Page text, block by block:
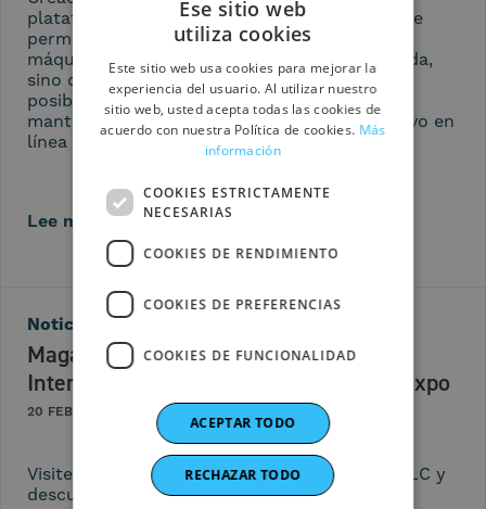
plataforma de comercio electrónico no solo le
permite comprar piezas de repuesto para
máquinas Magaldi de manera más fácil y rápida,
sino que también ofrece a los clientes la
posibilidad de configurar una estrategia de
mantenimiento guiada por el análisis predictivo en
línea con los principios de la industria 4.0.
Lee más
Noticias
Magaldi Technologies LLC en el
International Biomass Conference & Expo
20 FEBRERO 2023
Visite el stand 535 de Magaldi Technologies LLC y
descubra más sobre nuestro sistema de
ENGLISH
SPANISH
Ese sitio web
utiliza cookies
Este sitio web usa cookies para mejorar la
experiencia del usuario. Al utilizar nuestro
sitio web, usted acepta todas las cookies de
acuerdo con nuestra Política de cookies. Más
información
COOKIES ESTRICTAMENTE
NECESARIAS
COOKIES DE RENDIMIENTO
COOKIES DE PREFERENCIAS
COOKIES DE FUNCIONALIDAD
ACEPTAR TODO
RECHAZAR TODO